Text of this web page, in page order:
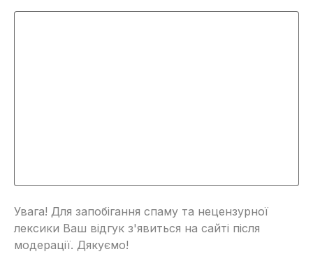
Увага! Для запобігання спаму та нецензурної
лексики Ваш відгук з'явиться на сайті після
модерації. Дякуємо!